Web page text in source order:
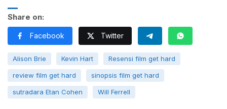
Share on:
Facebook Twitter
Alison Brie Kevin Hart Resensi film get hard
review film get hard sinopsis film get hard
sutradara Etan Cohen Will Ferrell